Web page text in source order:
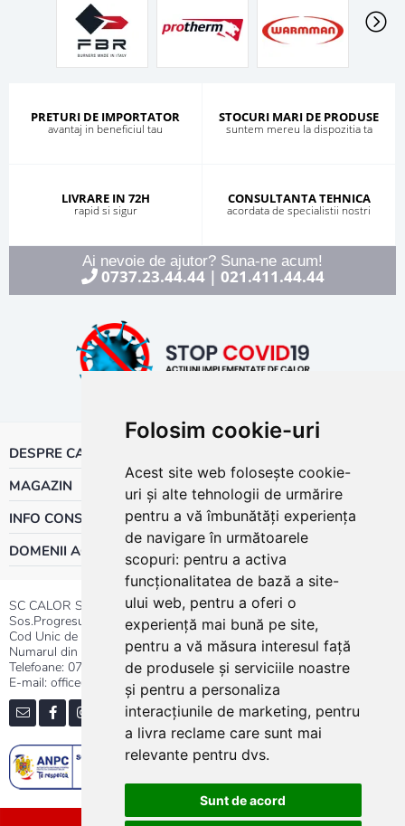
Folosim cookie-uri
Acest site web folosește cookie-
uri și alte tehnologii de urmărire
pentru a vă îmbunătăți experiența
de navigare în următoarele
scopuri: pentru a activa
funcționalitatea de bază a site-
ului web, pentru a oferi o
experiență mai bună pe site,
pentru a vă măsura interesul față
de produsele și serviciile noastre
și pentru a personaliza
interacțiunile de marketing, pentru
a livra reclame care sunt mai
relevante pentru dvs.
Sunt de acord
PRETURI DE IMPORTATOR
avantaj in beneficiul tau
STOCURI MARI DE PRODUSE
suntem mereu la dispozitia ta
LIVRARE IN 72H
rapid si sigur
CONSULTANTA TEHNICA
acordata de specialistii nostri
Ai nevoie de ajutor? Suna-ne acum!
0737.23.44.44| 021.411.44.44
DESPRE CALOR
MAGAZIN
INFO CONSUMATOR
DOMENII ACTIVITATE
SC CALOR SRL
Sos.Progresului nr.30-40, Sector 5, Bucuresti
Cod Unic de Inregistrare: RO 3004724
Numarul din Registrul Comertului:J40/13176/1991
Telefoane: 0737.23.44.44|021.411.44.44
E-mail: office@calor.ro